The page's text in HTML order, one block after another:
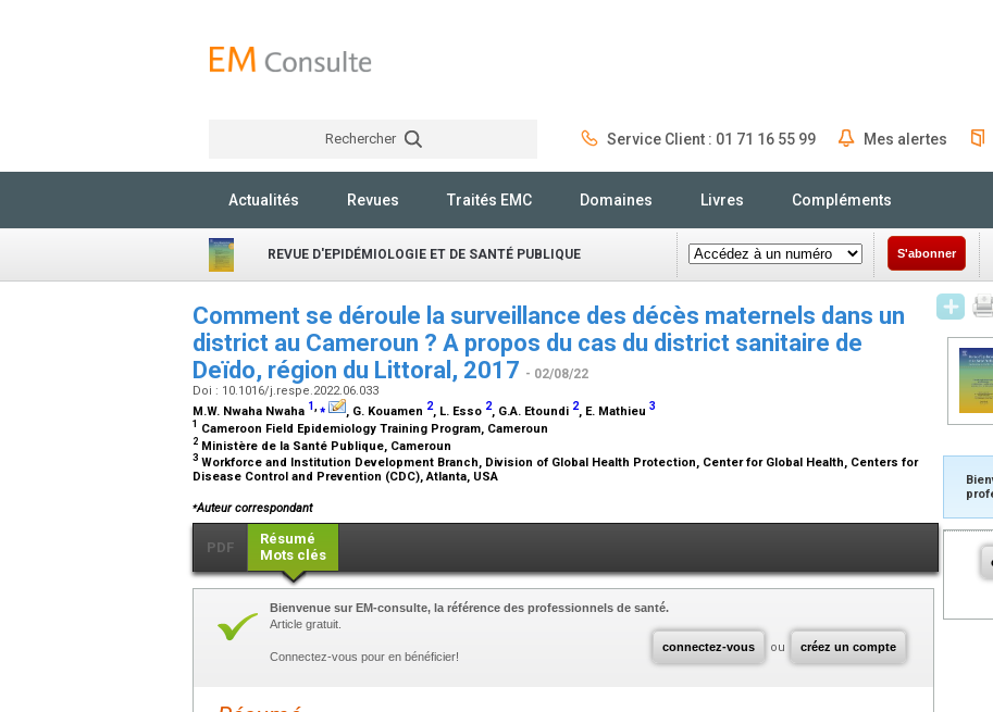
Rechercher Service Client : 01 71 16 55 99 Mes alertes
Actualités Revues Traités EMC Domaines Livres Compléments
REVUE D'EPIDÉMIOLOGIE ET DE SANTÉ PUBLIQUE S'abonner
Comment se déroule la surveillance des décès maternels dans un
district au Cameroun ? A propos du cas du district sanitaire de
Deïdo, région du Littoral, 2017 - 02/08/22
Doi : 10.1016/j.respe.2022.06.033
M.W. Nwaha Nwaha 1,⁎ , G. Kouamen 2, L. Esso 2, G.A. Etoundi 2, E. Mathieu 3
1 Cameroon Field Epidemiology Training Program, Cameroun
2 Ministère de la Santé Publique, Cameroun
3 Workforce and Institution Development Branch, Division of Global Health Protection, Center for Global Health, Centers for
Disease Control and Prevention (CDC), Atlanta, USA
⁎Auteur correspondant
PDF
Résumé
Mots clés
connectez-vous ou créez un compte
Bienvenue sur EM-consulte, la référence des professionnels de santé.
Article gratuit.
Connectez-vous pour en bénéficier!